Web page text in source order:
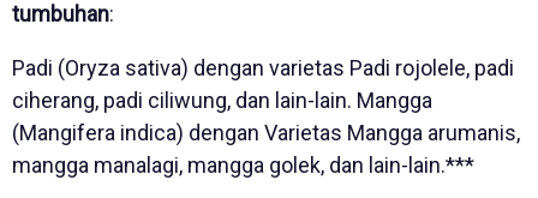
tumbuhan:
Padi (Oryza sativa) dengan varietas Padi rojolele, padi
ciherang, padi ciliwung, dan lain-lain. Mangga
(Mangifera indica) dengan Varietas Mangga arumanis,
mangga manalagi, mangga golek, dan lain-lain.***